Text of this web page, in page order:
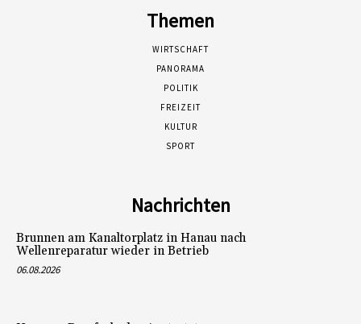
Themen
WIRTSCHAFT
PANORAMA
POLITIK
FREIZEIT
KULTUR
SPORT
Nachrichten
Brunnen am Kanaltorplatz in Hanau nach
Wellenreparatur wieder in Betrieb
06.08.2026